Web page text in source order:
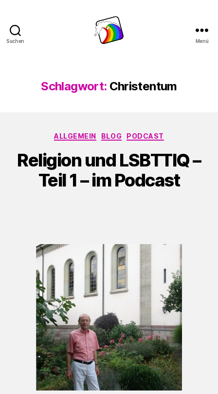
Suchen Menü
Schlagwort: Christentum
Kategorien
ALLGEMEIN BLOG PODCAST
Religion und LSBTTIQ –
Teil 1 – im Podcast